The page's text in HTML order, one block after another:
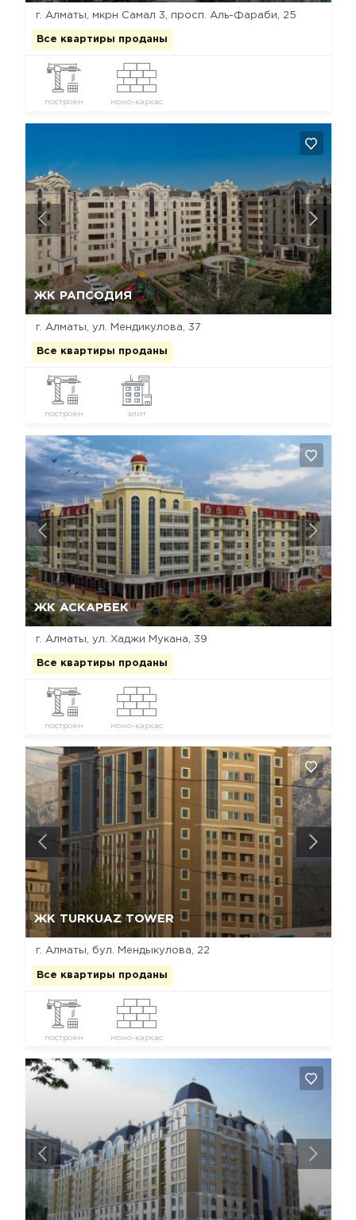
г. Алматы, мкрн Самал 3, просп. Аль-Фараби, 25
Все квартиры проданы
построен моно-каркас
ЖК РАПСОДИЯ
г. Алматы, ул. Мендикулова, 37
Все квартиры проданы
построен элит
Да, удалить Отмена
ЖК АСКАРБЕК
г. Алматы, ул. Хаджи Мукана, 39
Все квартиры проданы
построен моно-каркас
Отмена
ЖК TURKUAZ TOWER
г. Алматы, бул. Мендыкулова, 22
Все квартиры проданы
построен моно-каркас
Отмена
Да, удалить